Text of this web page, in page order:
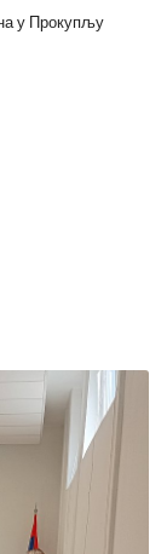
у Прокупљу